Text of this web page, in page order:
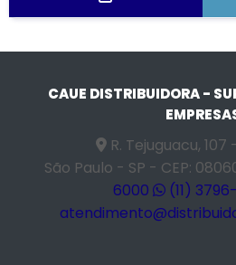
CAUE DISTRIBUIDORA -
R. Tejuguacu, 107
São Paulo - SP - CEP:
6000
(11)